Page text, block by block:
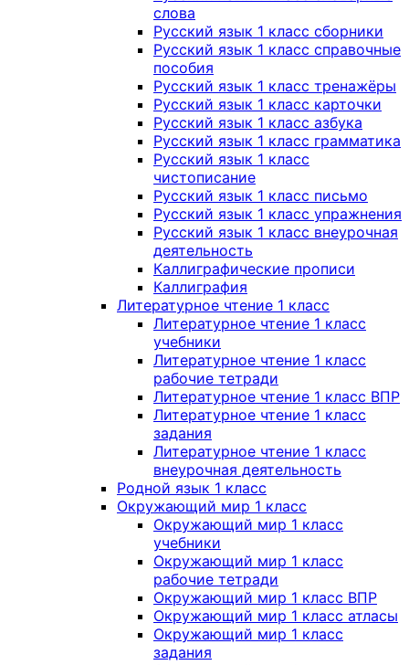
слова
Русский язык 1 класс сборники
Русский язык 1 класс справочные
пособия
Русский язык 1 класс тренажёры
Русский язык 1 класс карточки
Русский язык 1 класс азбука
Русский язык 1 класс грамматика
Русский язык 1 класс
чистописание
Русский язык 1 класс письмо
Русский язык 1 класс упражнения
Русский язык 1 класс внеурочная
деятельность
Каллиграфические прописи
Каллиграфия
Литературное чтение 1 класс
Литературное чтение 1 класс
учебники
Литературное чтение 1 класс
рабочие тетради
Литературное чтение 1 класс ВПР
Литературное чтение 1 класс
задания
Литературное чтение 1 класс
внеурочная деятельность
Родной язык 1 класс
Окружающий мир 1 класс
Окружающий мир 1 класс
учебники
Окружающий мир 1 класс
рабочие тетради
Окружающий мир 1 класс ВПР
Окружающий мир 1 класс атласы
Окружающий мир 1 класс
задания